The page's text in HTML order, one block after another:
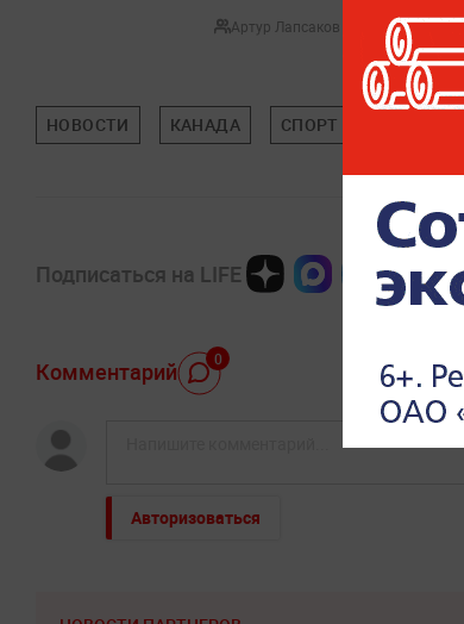
Артур Лапсаков
НОВОСТИ КАНАДА СПОРТ
Подписаться на LIFE
Комментарий 0
Авторизоваться